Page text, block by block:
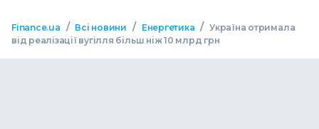
Finance.ua / Всі новини / Енергетика / Україна отримала
від реалізації вугілля більш ніж 10 млрд грн